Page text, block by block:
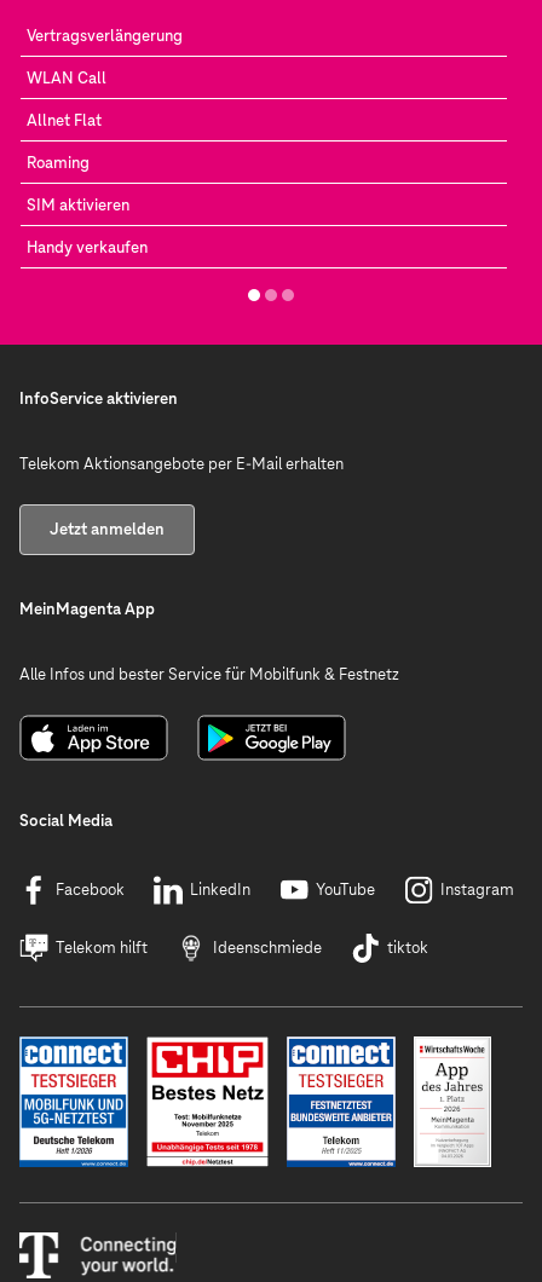
Vertragsverlängerung
WLAN Call
Allnet Flat
Roaming
SIM aktivieren
Handy verkaufen
InfoService aktivieren
Telekom Aktionsangebote per E-Mail erhalten
Jetzt anmelden
MeinMagenta App
Alle Infos und bester Service für Mobilfunk & Festnetz
Social Media
Facebook LinkedIn YouTube Instagram
Telekom hilft Ideenschmiede tiktok